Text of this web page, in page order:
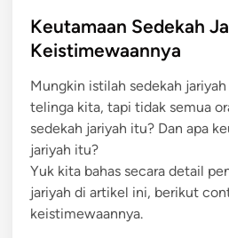
s
t
d
i
n
Keutamaan Sedekah
Keistimewaannya
Mungkin istilah sedekah
telinga kita, tapi tidak semua
sedekah jariyah itu? Dan apa
jariyah itu?
Yuk kita bahas secara detail
jariyah di artikel ini, berikut
keistimewaannya.